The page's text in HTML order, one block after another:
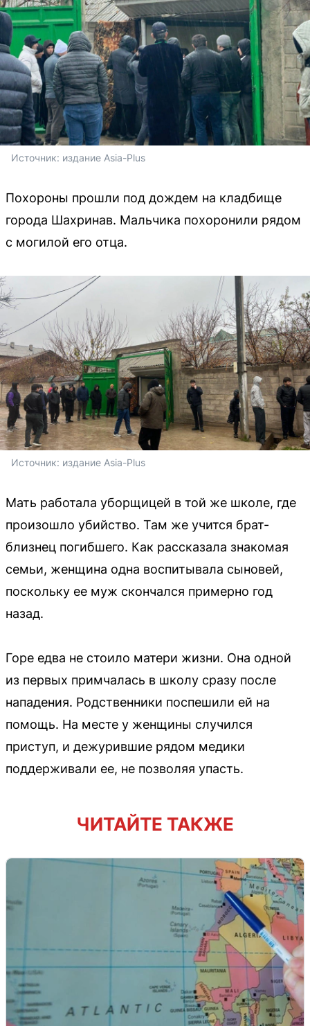
Источник: издание Asia-Plus
Похороны прошли под дождем на кладбище
города Шахринав. Мальчика похоронили рядом
с могилой его отца.
Источник: издание Asia-Plus
Мать работала уборщицей в той же школе, где
произошло убийство. Там же учится брат-
близнец погибшего. Как рассказала знакомая
семьи, женщина одна воспитывала сыновей,
поскольку ее муж скончался примерно год
назад.
Горе едва не стоило матери жизни. Она одной
из первых примчалась в школу сразу после
нападения. Родственники поспешили ей на
помощь. На месте у женщины случился
приступ, и дежурившие рядом медики
поддерживали ее, не позволяя упасть.
ЧИТАЙТЕ ТАКЖЕ